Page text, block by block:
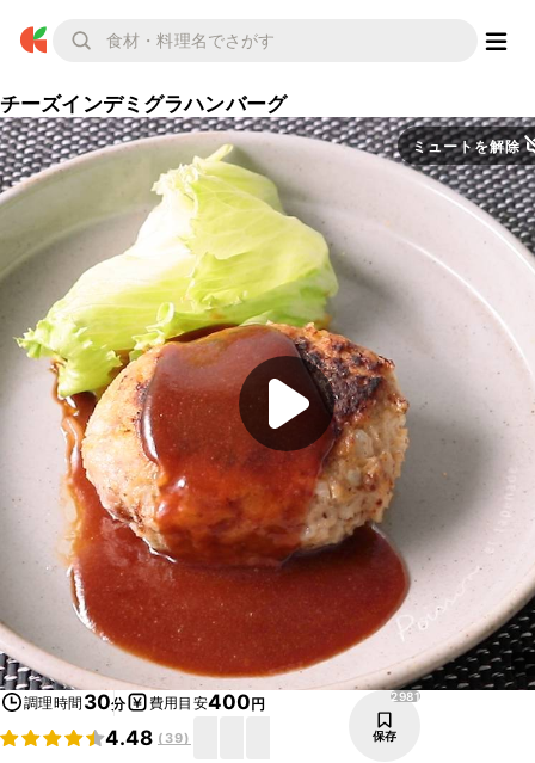
チーズインデミグラハンバーグ
ミュートを解除
調理時間 30分 費用目安400円
4.48 ( 39)
2981
保存